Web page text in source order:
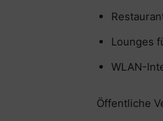
Lounges
WLAN-
Öffentliche